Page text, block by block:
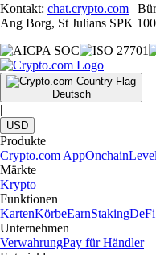
Kontakt: chat.crypto.com |
Ang Borg, St Julians SPK
Deutsch
|
USD
Produkte
Crypto.com AppOnchain
Märkte
Krypto
Funktionen
KartenKörbeEarnStaking
Unternehmen
VerwahrungPay für Händler